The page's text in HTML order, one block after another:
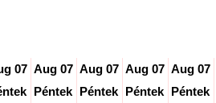
07 Aug 07
Péntek
Aug 07
Péntek
Aug 07
Péntek
Aug 07
Péntek